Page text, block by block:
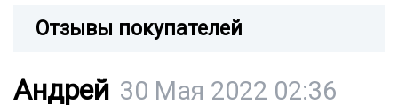
Отзывы покупателей
Андрей 30 Мая 2022 02:36